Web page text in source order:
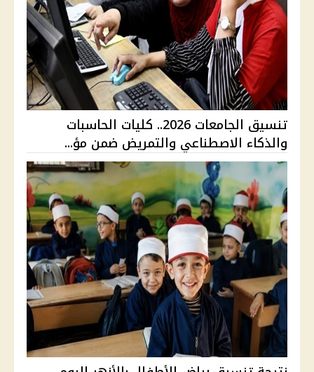
تنسيق الجامعات 2026.. كليات الحاسبات
والذكاء الاصطناعي والتمريض ضمن مؤ...